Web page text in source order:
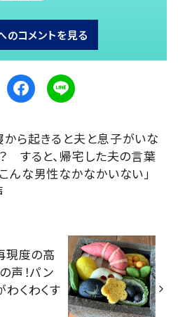
のコメントを見る
から起きると夫と息子がいな
？ すると、帰宅した夫の言葉
んな男性なかなかいない」
現度の高
声！パン
わくわくす